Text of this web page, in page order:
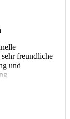
freundliche
und